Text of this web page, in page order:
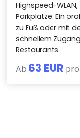
Highspeed-
Parkplätze. Ein
zu Fuß oder mit
schnellem
Restaurants.
Ab 63 EUR